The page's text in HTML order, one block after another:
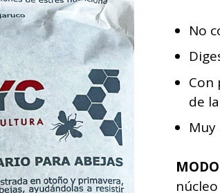
No
Con
de